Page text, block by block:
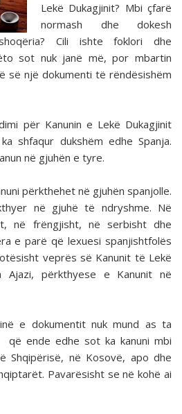
Lekë Dukagjinit? Mbi çfarë
normash dhe dokesh
Cili ishte foklori dhe
sot nuk janë më, por mbartin
së një dokumenti të rëndësishëm
për Kanunin e Lekë Dukagjinit
shfaqur dukshëm edhe Spanja.
në gjuhën e tyre.
përkthehet në gjuhën spanjolle.
në gjuhë të ndryshme. Në
në frëngjisht, në serbisht dhe
e parë që lexuesi spanjishtfolës
veprës së Kanunit të Lekë
Ajazi, përkthyese e Kanunit në
e dokumentit nuk mund as ta
që ende edhe sot ka kanuni mbi
Shqipërisë, në Kosovë, apo dhe
Pavarësisht se në kohë ai